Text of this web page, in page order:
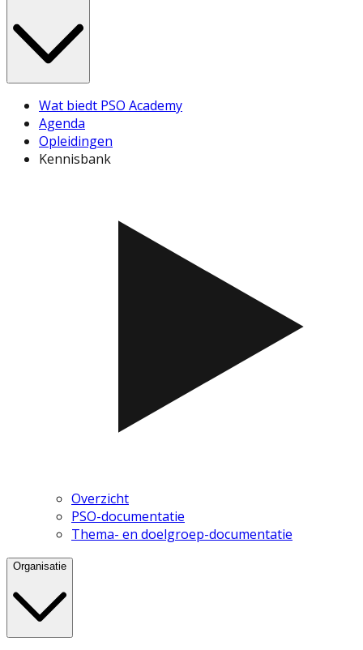
Wat biedt PSO Academy
Agenda
Opleidingen
Kennisbank
Overzicht
PSO-documentatie
Thema- en doelgroep-documentatie
Organisatie